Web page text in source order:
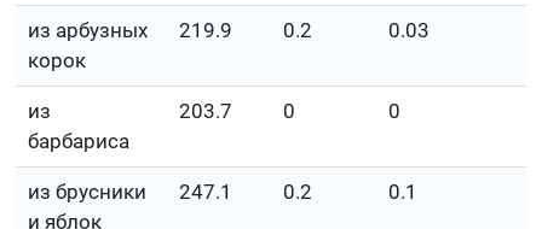
из арбузных
корок
219.9 0.2 0.03
из
барбариса
203.7 0 0
из брусники
и яблок
247.1 0.2 0.1